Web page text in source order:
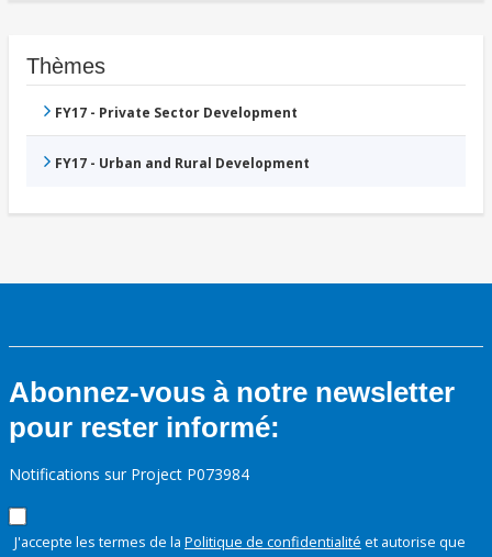
Thèmes
FY17 - Private Sector Development
FY17 - Urban and Rural Development
Abonnez-vous à notre newsletter
pour rester informé:
Notifications sur Project P073984
J'accepte les termes de la Politique de confidentialité et autorise que